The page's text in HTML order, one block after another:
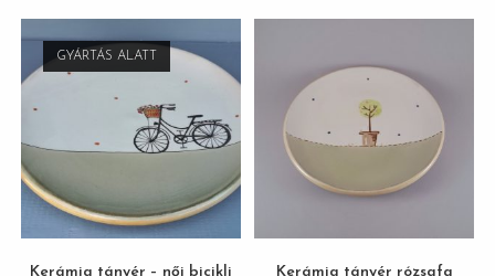
GYÁRTÁS ALATT
Kerámia tányér – női bicikli
Kerámia tányér rózsafa